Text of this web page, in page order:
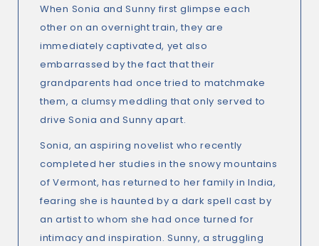
When Sonia and Sunny first glimpse each
other on an overnight train, they are
immediately captivated, yet also
embarrassed by the fact that their
grandparents had once tried to matchmake
them, a clumsy meddling that only served to
drive Sonia and Sunny apart.
Sonia, an aspiring novelist who recently
completed her studies in the snowy mountains
of Vermont, has returned to her family in India,
fearing she is haunted by a dark spell cast by
an artist to whom she had once turned for
intimacy and inspiration. Sunny, a struggling